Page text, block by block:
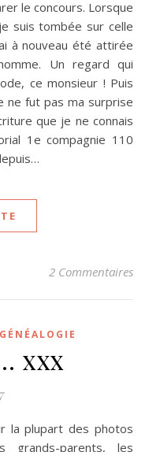
le concours. Lorsque
suis tombée sur celle
à nouveau été attirée
Un regard qui
ce monsieur ! Puis
ne fut pas ma surprise
que je ne connais
1e compagnie 110
2 Commentaires
GÉNÉALOGIE
xxx
grands-parents, les